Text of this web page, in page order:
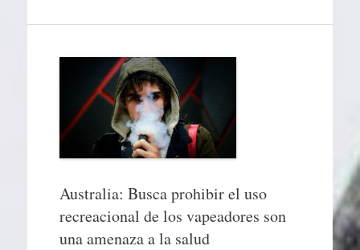
Australia: Busca prohibir el uso
recreacional de los vapeadores son
una amenaza a la salud